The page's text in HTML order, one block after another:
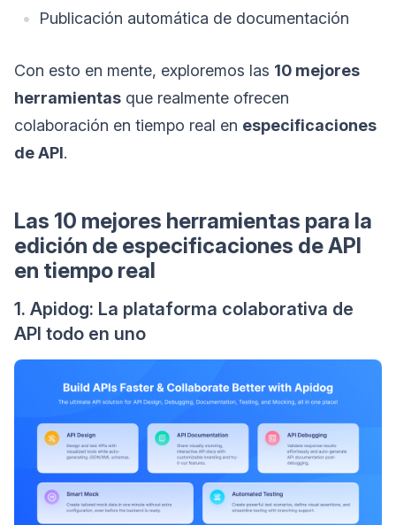
Publicación automática de documentación
Con esto en mente, exploremos las 10 mejores
herramientas que realmente ofrecen
colaboración en tiempo real en especificaciones
de API.
Las 10 mejores herramientas para la
edición de especificaciones de API
en tiempo real
1. Apidog: La plataforma colaborativa de
API todo en uno